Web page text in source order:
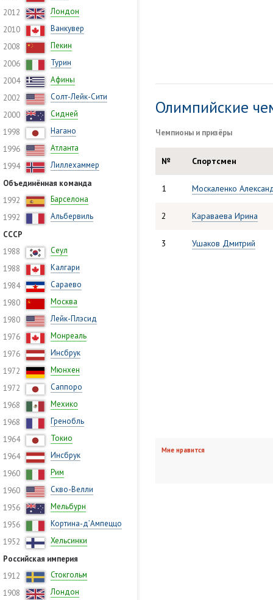
2012
Лондон
2010
Ванкувер
2008
Пекин
2006
Турин
2004
Афины
2002
Солт-Лейк-Сити
2000
Сидней
1998
Нагано
1996
Атланта
1994
Лиллехаммер
Объединённая команда
1992
Барселона
1992
Альбервиль
СССР
1988
Сеул
1988
Калгари
1984
Сараево
1980
Москва
1980
Лейк-Плэсид
1976
Монреаль
1976
Инсбрук
1972
Мюнхен
1972
Саппоро
1968
Мехико
1968
Гренобль
1964
Токио
1964
Инсбрук
1960
Рим
1960
Скво-Велли
1956
Мельбурн
1956
Кортина-д’Ампеццо
1952
Хельсинки
Российская империя
1912
Стокгольм
1908
Лондон
Олимпийские
Чемпионы и призёры
№ Спортсмен
1 Москаленко
2 Караваева Ирина
3 Ушаков Дмитрий
Мне нравится